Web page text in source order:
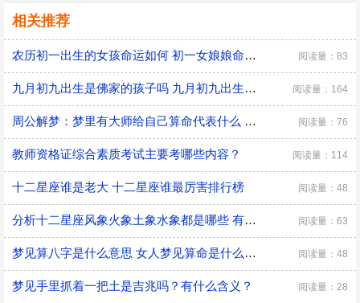
相关推荐
农历初一出生的女孩命运如何 初一女娘娘命什么意思 阅读量：83
九月初九出生是佛家的孩子吗 九月初九出生有什么说法 阅读量：164
周公解梦：梦里有大师给自己算命代表什么 是好兆头吗？ 阅读量：76
教师资格证综合素质考试主要考哪些内容？ 阅读量：114
十二星座谁是老大 十二星座谁最厉害排行榜 阅读量：48
分析十二星座风象火象土象水象都是哪些 有什么优缺点 阅读量：63
梦见算八字是什么意思 女人梦见算命是什么预兆 阅读量：48
梦见手里抓着一把土是吉兆吗？有什么含义？ 阅读量：28